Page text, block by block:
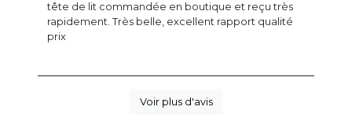
tête de lit commandée en boutique et reçu très
rapidement. Très belle, excellent rapport qualité
prix
Voir plus d'avis